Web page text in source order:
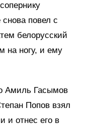
повел с
белорусский
на ногу, и ему
Амиль Гасымов
Попов взял
и отнес его в